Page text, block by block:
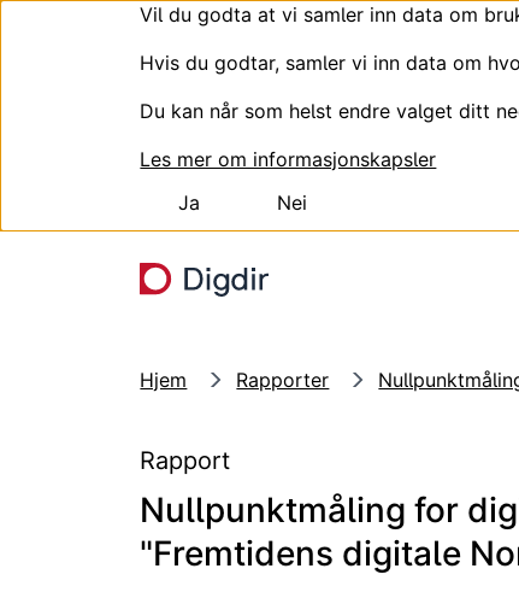
Vil du godta at vi samler inn data om
Hvis du godtar, samler vi inn data om
Du kan når som helst endre valget ditt
Les mer om informasjonskapsler
Ja
Nei
Hjem Rapporter
Rapport
Nullpunktmåling for
"Fremtidens digitale